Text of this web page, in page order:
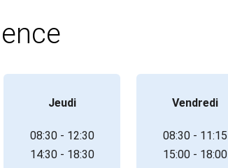
Jeudi
08:30 - 12:30
14:30 - 18:30
Vendredi
08:30 - 11:15
15:00 - 18:00